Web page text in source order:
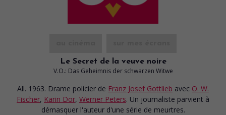
Le Secret de la veuve noire
V.O.: Das Geheimnis der schwarzen Witwe
All. 1963. Drame policier de Franz Josef Gottlieb avec O. W.
Fischer, Karin Dor, Werner Peters. Un journaliste parvient à
démasquer l'auteur d'une série de meurtres.